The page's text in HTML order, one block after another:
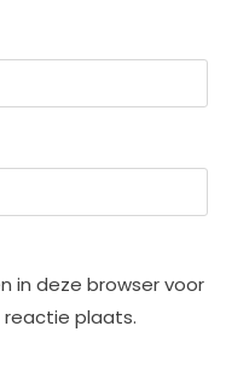
in deze browser voor
reactie plaats.